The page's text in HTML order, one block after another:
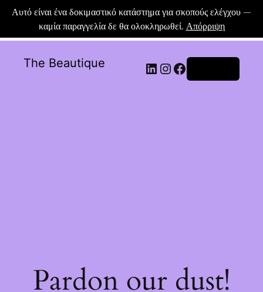
Αυτό είναι ένα δοκιμαστικό κατάστημα για σκοπούς ελέγχου —
καμία παραγγελία δε θα ολοκληρωθεί. Απόρριψη
The Beautique
Pardon our dust!